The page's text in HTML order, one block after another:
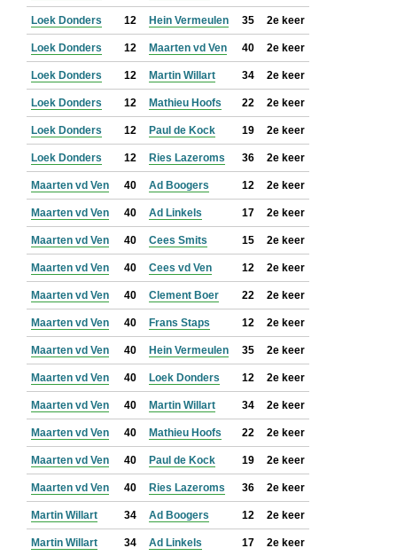
Loek Donders 12 Hein Vermeulen 35 2e keer
Loek Donders 12 Maarten vd Ven 40 2e keer
Loek Donders 12 Martin Willart 34 2e keer
Loek Donders 12 Mathieu Hoofs 22 2e keer
Loek Donders 12 Paul de Kock 19 2e keer
Loek Donders 12 Ries Lazeroms 36 2e keer
Maarten vd Ven 40 Ad Boogers 12 2e keer
Maarten vd Ven 40 Ad Linkels 17 2e keer
Maarten vd Ven 40 Cees Smits 15 2e keer
Maarten vd Ven 40 Cees vd Ven 12 2e keer
Maarten vd Ven 40 Clement Boer 22 2e keer
Maarten vd Ven 40 Frans Staps 12 2e keer
Maarten vd Ven 40 Hein Vermeulen 35 2e keer
Maarten vd Ven 40 Loek Donders 12 2e keer
Maarten vd Ven 40 Martin Willart 34 2e keer
Maarten vd Ven 40 Mathieu Hoofs 22 2e keer
Maarten vd Ven 40 Paul de Kock 19 2e keer
Maarten vd Ven 40 Ries Lazeroms 36 2e keer
Martin Willart 34 Ad Boogers 12 2e keer
Martin Willart 34 Ad Linkels 17 2e keer